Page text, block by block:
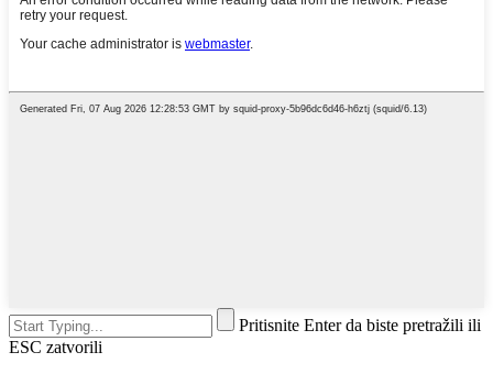
Pritisnite Enter da biste pretražili ili
ESC zatvorili